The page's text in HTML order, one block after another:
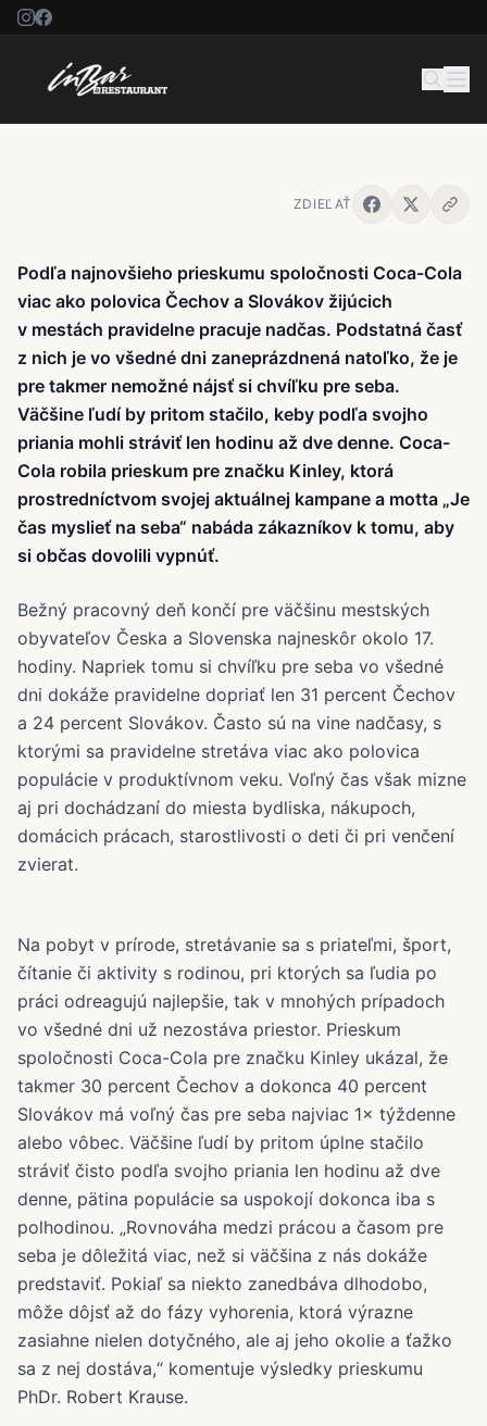
Česi a Slováci by uvítali viac času
pre seba, každý druhý pracuje
pravidelne nadčas
ZDIEĽAŤ
Podľa najnovšieho prieskumu spoločnosti Coca-Cola
viac ako polovica Čechov a Slovákov žijúcich
v mestách pravidelne pracuje nadčas. Podstatná časť
z nich je vo všedné dni zaneprázdnená natoľko, že je
pre takmer nemožné nájsť si chvíľku pre seba.
Väčšine ľudí by pritom stačilo, keby podľa svojho
priania mohli stráviť len hodinu až dve denne. Coca-
Cola robila prieskum pre značku Kinley, ktorá
prostredníctvom svojej aktuálnej kampane a motta „Je
čas myslieť na seba“ nabáda zákazníkov k tomu, aby
si občas dovolili vypnúť.
Bežný pracovný deň končí pre väčšinu mestských
obyvateľov Česka a Slovenska najneskôr okolo 17.
hodiny. Napriek tomu si chvíľku pre seba vo všedné
dni dokáže pravidelne dopriať len 31 percent Čechov
a 24 percent Slovákov. Často sú na vine nadčasy, s
ktorými sa pravidelne stretáva viac ako polovica
populácie v produktívnom veku. Voľný čas však mizne
aj pri dochádzaní do miesta bydliska, nákupoch,
domácich prácach, starostlivosti o deti či pri venčení
zvierat.
Na pobyt v prírode, stretávanie sa s priateľmi, šport,
čítanie či aktivity s rodinou, pri ktorých sa ľudia po
práci odreagujú najlepšie, tak v mnohých prípadoch
vo všedné dni už nezostáva priestor. Prieskum
spoločnosti Coca-Cola pre značku Kinley ukázal, že
takmer 30 percent Čechov a dokonca 40 percent
Slovákov má voľný čas pre seba najviac 1× týždenne
alebo vôbec. Väčšine ľudí by pritom úplne stačilo
stráviť čisto podľa svojho priania len hodinu až dve
denne, pätina populácie sa uspokojí dokonca iba s
polhodinou. „Rovnováha medzi prácou a časom pre
seba je dôležitá viac, než si väčšina z nás dokáže
predstaviť. Pokiaľ sa niekto zanedbáva dlhodobo,
môže dôjsť až do fázy vyhorenia, ktorá výrazne
zasiahne nielen dotyčného, ale aj jeho okolie a ťažko
sa z nej dostáva,“ komentuje výsledky prieskumu
PhDr. Robert Krause.